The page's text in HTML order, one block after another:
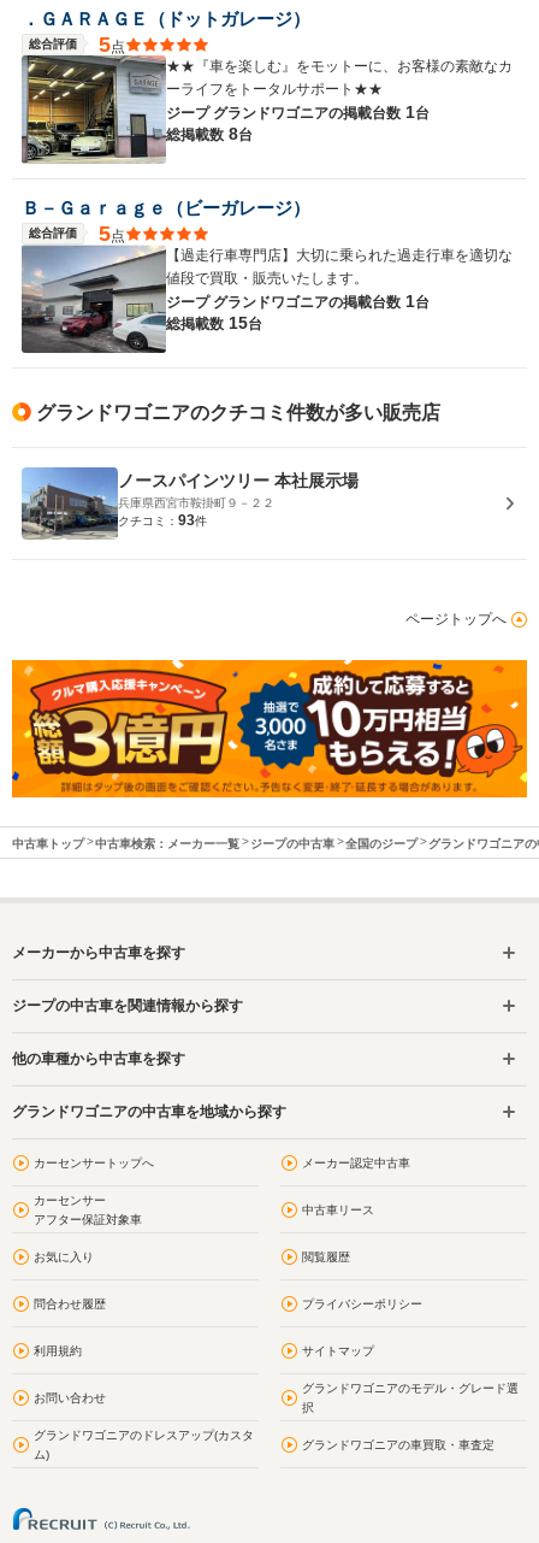
．ＧＡＲＡＧＥ（ドットガレージ）
総合評価 5点
★★『車を楽しむ』をモットーに、お客様の素敵なカ
ーライフをトータルサポート★★
ジープ グランドワゴニアの掲載台数 1台
総掲載数 8台
Ｂ－Ｇａｒａｇｅ（ビーガレージ）
総合評価 5点
【過走行車専門店】大切に乗られた過走行車を適切な
値段で買取・販売いたします。
ジープ グランドワゴニアの掲載台数 1台
総掲載数 15台
グランドワゴニアのクチコミ件数が多い販売店
ノースパインツリー 本社展示場
兵庫県西宮市鞍掛町９－２２
クチコミ： 93件
ページトップへ
中古車トップ 中古車検索：メーカー一覧 ジープの中古車 全国のジープ グランドワゴニア
メーカーから中古車を探す
ジープの中古車を関連情報から探す
他の車種から中古車を探す
グランドワゴニアの中古車を地域から探す
カーセンサートップへ メーカー認定中古車
カーセンサー
アフター保証対象車
中古車リース
お気に入り 閲覧履歴
問合わせ履歴 プライバシーポリシー
利用規約 サイトマップ
お問い合わせ
グランドワゴニアのモデル・グレード選
択
グランドワゴニアのドレスアップ(カスタ
ム)
グランドワゴニアの車買取・車査定